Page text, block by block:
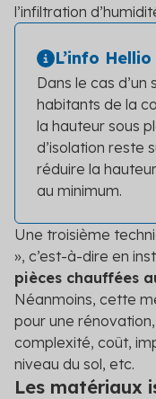
l’infiltration
L’info Hellio
Dans le cas
habitants de la
la hauteur sous
d’isolation reste
réduire la
au minimum.
Une troisième
», c’est-à-dire en
pièces chauffées
Néanmoins, cette
pour une
complexité, coût,
niveau du sol, etc.
Les matériaux